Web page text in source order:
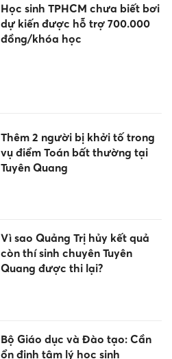
Học sinh TPHCM chưa biết bơi
dự kiến được hỗ trợ 700.000
đồng/khóa học
Thêm 2 người bị khởi tố trong
vụ điểm Toán bất thường tại
Tuyên Quang
Vì sao Quảng Trị hủy kết quả
còn thí sinh chuyên Tuyên
Quang được thi lại?
Bộ Giáo dục và Đào tạo: Cần
ổn định tâm lý học sinh